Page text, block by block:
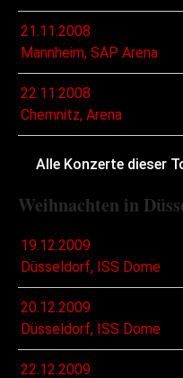
21.11.2008
Mannheim, SAP Arena
22.11.2008
Chemnitz, Arena
Alle Konzerte dieser
Weihnachten in
19.12.2009
Düsseldorf, ISS Dome
20.12.2009
Düsseldorf, ISS Dome
22.12.2009